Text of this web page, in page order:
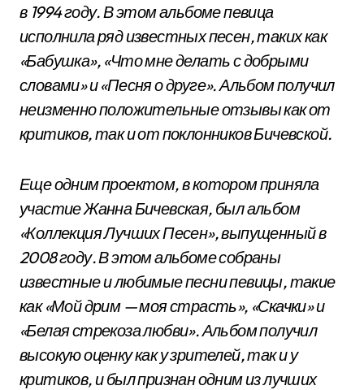
в 1994 году. В этом альбоме певица
исполнила ряд известных песен, таких как
«Бабушка», «Что мне делать с добрыми
словами» и «Песня о друге». Альбом получил
неизменно положительные отзывы как от
критиков, так и от поклонников Бичевской.
Еще одним проектом, в котором приняла
участие Жанна Бичевская, был альбом
«Коллекция Лучших Песен», выпущенный в
2008 году. В этом альбоме собраны
известные и любимые песни певицы, такие
как «Мой дрим — моя страсть», «Скачки» и
«Белая стрекоза любви». Альбом получил
высокую оценку как у зрителей, так и у
критиков, и был признан одним из лучших